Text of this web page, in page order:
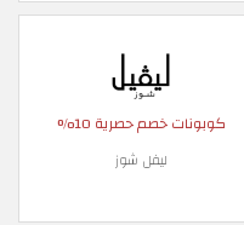
كوبونات خصم حصرية 10%
ليفل شوز